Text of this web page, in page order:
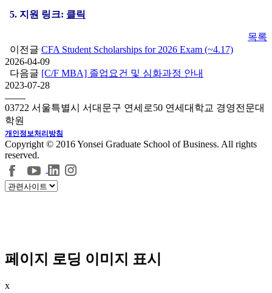
5. 지원 링크: 클릭
목록
이전글 CFA Student Scholarships for 2026 Exam (~4.17)
2026-04-09
다음글 [C/F MBA] 졸업요건 및 심화과정 안내
2023-07-28
03722 서울특별시 서대문구 연세로50 연세대학교 경영전문대
학원
개인정보처리방침
Copyright © 2016 Yonsei Graduate School of Business. All rights
reserved.
페이지 로딩 이미지 표시
x